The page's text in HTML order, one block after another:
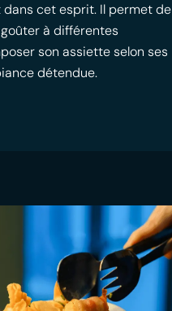
cet esprit. Il permet de
à différentes
son assiette selon ses
détendue.